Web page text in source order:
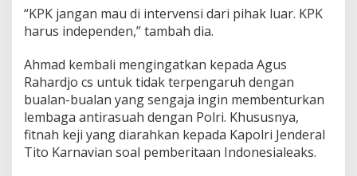
e
r
n
s
i
!
H
a
r
“KPK jangan mau di intervensi dari pihak luar. KPK
harus independen,” tambah dia.
Ahmad kembali mengingatkan kepada Agus
Rahardjo cs untuk tidak terpengaruh dengan
bualan-bualan yang sengaja ingin membenturkan
lembaga antirasuah dengan Polri. Khususnya,
fitnah keji yang diarahkan kepada Kapolri Jenderal
Tito Karnavian soal pemberitaan Indonesialeaks.